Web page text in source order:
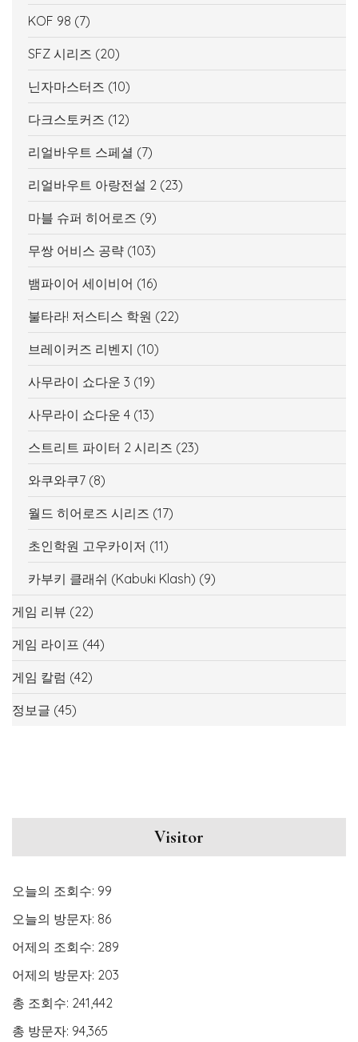
KOF 98 (7)
SFZ 시리즈 (20)
닌자마스터즈 (10)
다크스토커즈 (12)
리얼바우트 스페셜 (7)
리얼바우트 아랑전설 2 (23)
마블 슈퍼 히어로즈 (9)
무쌍 어비스 공략 (103)
뱀파이어 세이비어 (16)
불타라! 저스티스 학원 (22)
브레이커즈 리벤지 (10)
사무라이 쇼다운 3 (19)
사무라이 쇼다운 4 (13)
스트리트 파이터 2 시리즈 (23)
와쿠와쿠7 (8)
월드 히어로즈 시리즈 (17)
초인학원 고우카이저 (11)
카부키 클래쉬 (Kabuki Klash) (9)
게임 리뷰 (22)
게임 라이프 (44)
게임 칼럼 (42)
정보글 (45)
Visitor
오늘의 조회수: 99
오늘의 방문자: 86
어제의 조회수: 289
어제의 방문자: 203
총 조회수: 241,442
총 방문자: 94,365